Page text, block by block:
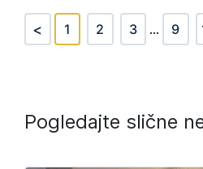
< 1 2 3 ... 9
Pogledajte slične